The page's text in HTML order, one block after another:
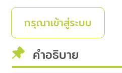
กรุณาเข้าสู่ระบบ
คำอธิบาย